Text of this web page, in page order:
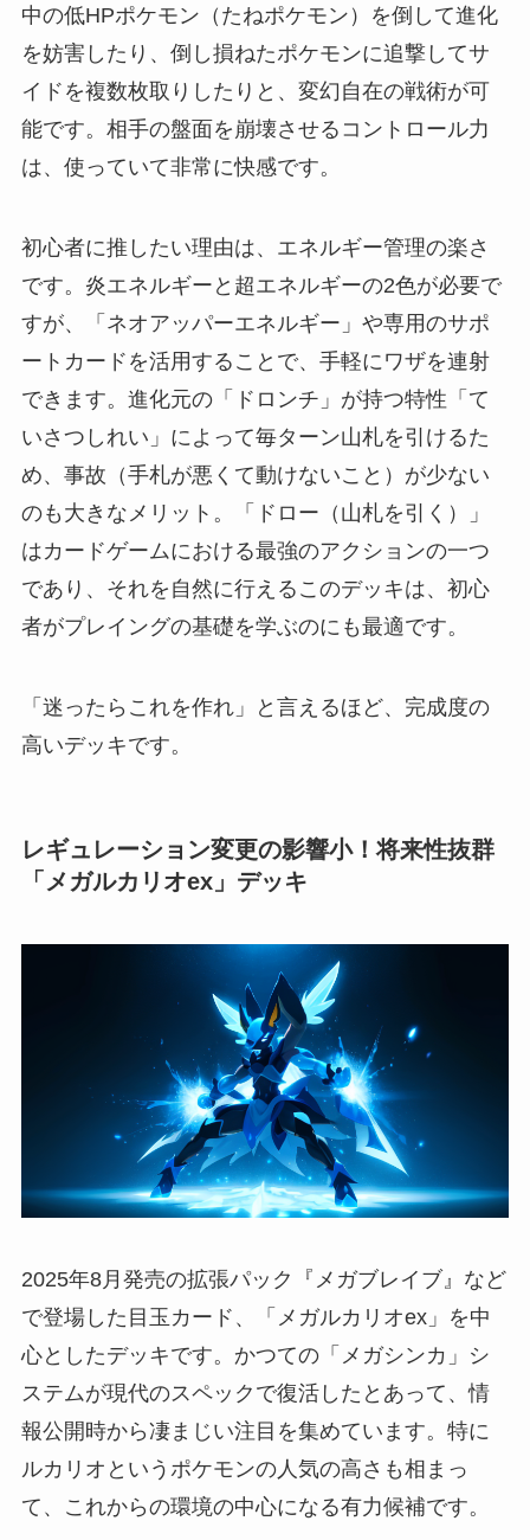
中の低HPポケモン（たねポケモン）を倒して進化
を妨害したり、倒し損ねたポケモンに追撃してサ
イドを複数枚取りしたりと、変幻自在の戦術が可
能です。相手の盤面を崩壊させるコントロール力
は、使っていて非常に快感です。
初心者に推したい理由は、エネルギー管理の楽さ
です。炎エネルギーと超エネルギーの2色が必要で
すが、「ネオアッパーエネルギー」や専用のサポ
ートカードを活用することで、手軽にワザを連射
できます。進化元の「ドロンチ」が持つ特性「て
いさつしれい」によって毎ターン山札を引けるた
め、事故（手札が悪くて動けないこと）が少ない
のも大きなメリット。「ドロー（山札を引く）」
はカードゲームにおける最強のアクションの一つ
であり、それを自然に行えるこのデッキは、初心
者がプレイングの基礎を学ぶのにも最適です。
「迷ったらこれを作れ」と言えるほど、完成度の
高いデッキです。
レギュレーション変更の影響小！将来性抜群
「メガルカリオex」デッキ
2025年8月発売の拡張パック『メガブレイブ』など
で登場した目玉カード、「メガルカリオex」を中
心としたデッキです。かつての「メガシンカ」シ
ステムが現代のスペックで復活したとあって、情
報公開時から凄まじい注目を集めています。特に
ルカリオというポケモンの人気の高さも相まっ
て、これからの環境の中心になる有力候補です。